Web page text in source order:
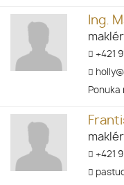
Ing.
maklér
+421
Ponuka
maklér
+421